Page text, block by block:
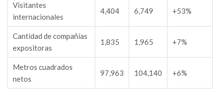
Visitantes
internacionales
4,404 6,749 +53%
Cantidad de compañías
expositoras
1,835 1,965 +7%
Metros cuadrados
netos
97,963 104,140 +6%